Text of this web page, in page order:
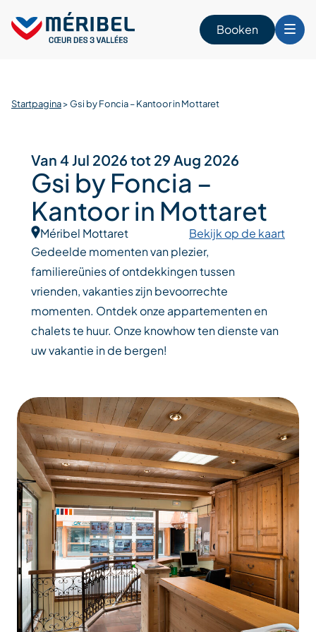
content
Booken
Startpagina>Gsi by Foncia – Kantoor in Mottaret
Van 4 Jul 2026 tot 29 Aug 2026
Gsi by Foncia –
Kantoor in Mottaret
Méribel Mottaret
Bekijk op de kaart
Gedeelde momenten van plezier,
familiereünies of ontdekkingen tussen
vrienden, vakanties zijn bevoorrechte
momenten. Ontdek onze appartementen en
chalets te huur. Onze knowhow ten dienste van
uw vakantie in de bergen!